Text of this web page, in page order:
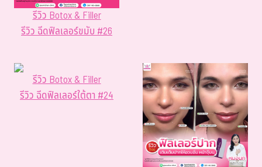
รีวิว Botox & Filler
รีวิว ฉีดฟิลเลอร์ขมับ #26
รีวิว Botox & Filler
รีวิว ฉีดฟิลเลอร์ใต้ตา #24